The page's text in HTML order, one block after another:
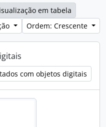
em tabela
Ordem: Crescente
com objetos digitais